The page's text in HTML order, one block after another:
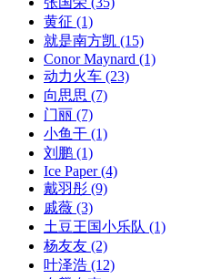
黄征 (1)
就是南方凯 (15)
Conor Maynard (1)
动力火车 (23)
向思思 (7)
门丽 (7)
小鱼干 (1)
刘鹏 (1)
Ice Paper(4)
戴羽彤 (9)
戚薇 (3)
土豆王国小乐队 (1)
杨友友 (2)
叶泽浩 (12)